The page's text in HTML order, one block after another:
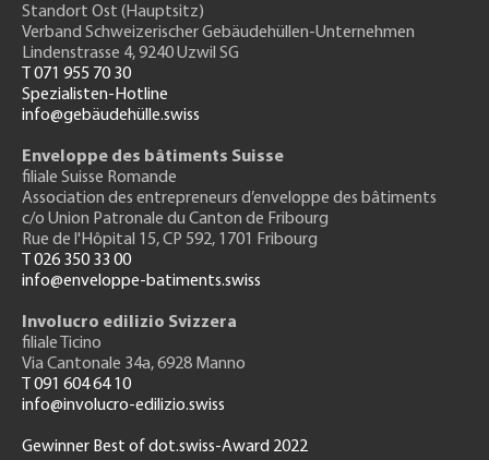
Standort Ost (Hauptsitz)
Verband Schweizerischer Gebäudehüllen-Unternehmen
Lindenstrasse 4, 9240 Uzwil SG
T 071 955 70 30
Spezialisten-Hotline
info@gebäudehülle.swiss
Enveloppe des bâtiments Suisse
filiale Suisse Romande
Association des entrepreneurs d’enveloppe des bâtiments
c/o Union Patronale du Canton de Fribourg
Rue de l'Hôpital 15, CP 592, 1701 Fribourg
T 026 350 33 00
info@enveloppe-batiments.swiss
Involucro edilizio Svizzera
filiale Ticino
Via Cantonale 34a, 6928 Manno
T 091 604 64 10
info@involucro-edilizio.swiss
Gewinner Best of dot.swiss-Award 2022